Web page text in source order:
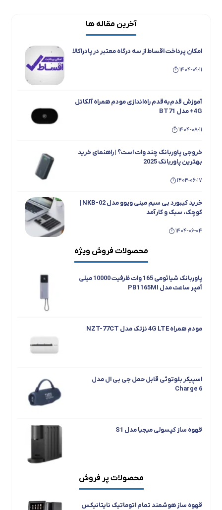
آخرین مقاله ها
امکان پرداخت اقساط از سه درگاه معتبر در پادراکالا
1404-09-11
آموزش قدم‌به‌قدم راه‌اندازی مودم همراه آلکاتل
4G+ مدل BT71
1404-08-11
خروجی پاوربانک چند وات است؟ | راهنمای خرید
بهترین پاوربانک 2025
1404-06-17
خرید کیبورد بی سیم مینی ویوو مدل NKB-02 |
کوچک، سبک و کارآمد
1404-06-04
با دستگیره هوشمند نایتانیکس(Nitanix)،
امنیت را در دستان خود داشته باشید
1404-01-20
محصولات فروش ویژه
پاوربانک شیائومی 165 وات ظرفیت 10000 میلی
آمپر ساعت مدل PB1165MI
مودم همراه 4G LTE نزتک مدل NZT-77CT
اسپیکر بلوتوثی قابل حمل جی بی ال مدل
Charge 6
قهوه ساز کپسولی میجیا مدل S1
جارو رباتیک هوشمند شیائومی مدل S40C
محصولات پر فروش
قهوه ساز هوشمند تمام اتوماتیک نایتانیکس